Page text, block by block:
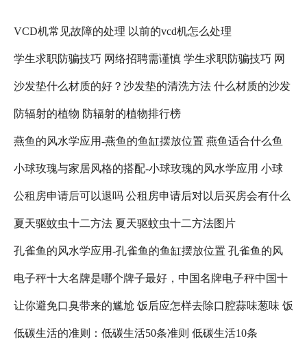
VCD机常见故障的处理 以前的vcd机怎么处理
学生求职防骗技巧 网络招聘需谨慎 学生求职防骗技巧 网
络招聘需注意什么
沙发垫什么材质的好？沙发垫的清洗方法 什么材质的沙发
垫比较好
防辐射的植物 防辐射的植物排行榜
燕鱼的风水学应用-燕鱼的鱼缸摆放位置 燕鱼适合什么鱼
缸
小球玫瑰与家居风格的搭配-小球玫瑰的风水学应用 小球
玫瑰怎么养更好看
公租房申请后可以退吗 公租房申请后对以后买房会有什么
影响吗 公租房退租以后,还可以在申请吗?
夏天驱蚊虫十二方法 夏天驱蚊虫十二方法图片
孔雀鱼的风水学应用-孔雀鱼的鱼缸摆放位置 孔雀鱼的风
水禁忌
电子秤十大名牌是哪个牌子最好，中国名牌电子秤中国十
大名牌电子秤 人体电子秤十大名牌是哪个牌子最好
让你避免口臭带来的尴尬 饭后应怎样去除口腔蒜味葱味 饭
后口臭减轻
低碳生活的准则：低碳生活50条准则 低碳生活10条